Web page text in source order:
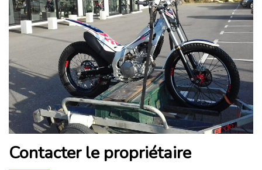
Contacter le propriétaire